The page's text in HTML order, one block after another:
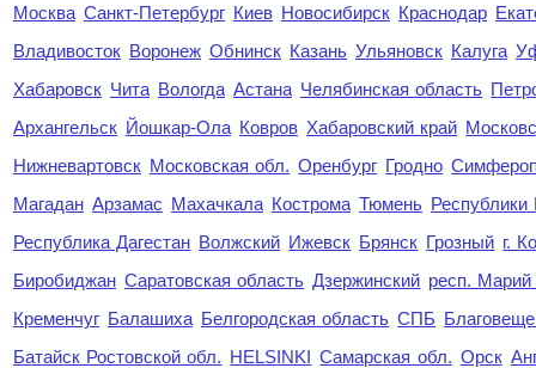
Москва Санкт-Петербург Киев Новосибирск Краснодар
Владивосток Воронеж Обнинск Казань Ульяновск Калуга
Хабаровск Чита Вологда Астана Челябинская область
Архангельск Йошкар-Ола Ковров Хабаровский край
Нижневартовск Московская обл. Оренбург Гродно
Магадан Арзамас Махачкала Кострома Тюмень Республики
Республика Дагестан Волжский Ижевск Брянск Грозный г.
Биробиджан Саратовская область Дзержинский респ.
Кременчуг Балашиха Белгородская область СПБ
Батайск Ростовской обл. HELSINKI Самарская обл. Орск